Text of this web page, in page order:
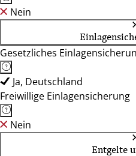
Nein
Gesetzliches
Ja, Deutschland
Freiwillige Einlagensicherung
Nein
Entgelte